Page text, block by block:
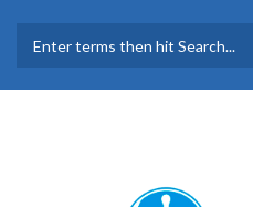
FORMULARIO DE
BÚSQUEDA